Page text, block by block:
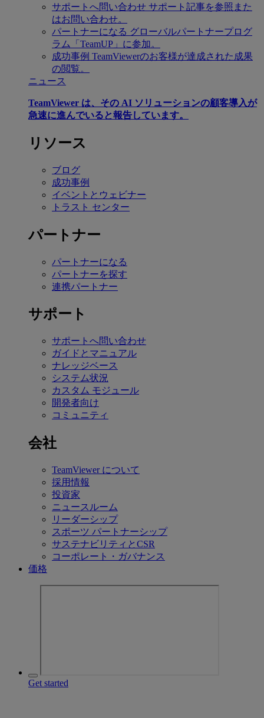
サポートへ問い合わせ サポート記事を参照また
はお問い合わせ。
パートナーになる グローバルパートナープログ
ラム「TeamUP」に参加。
成功事例 TeamViewerのお客様が達成された成果
の閲覧。
ニュース
TeamViewer は、その AI ソリューションの顧客導入が
急速に進んでいると報告しています。
リソース
ブログ
成功事例
イベントとウェビナー
トラスト センター
パートナー
パートナーになる
パートナーを探す
連携パートナー
サポート
サポートへ問い合わせ
ガイドとマニュアル
ナレッジベース
システム状況
カスタム モジュール
開発者向け
コミュニティ
会社
TeamViewer について
採用情報
投資家
ニュースルーム
リーダーシップ
スポーツ パートナーシップ
サステナビリティとCSR
コーポレート・ガバナンス
価格
Get started